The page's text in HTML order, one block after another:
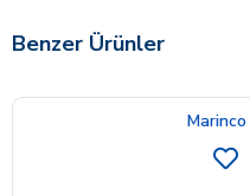
Benzer Ürünler
Marinco